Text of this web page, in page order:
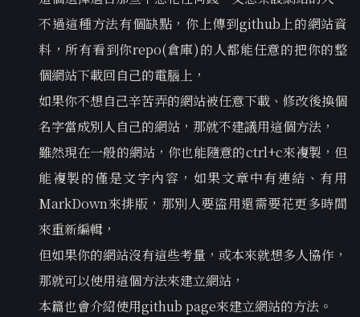
不過這種方法有個缺點，你上傳到github上的網站資
料，所有看到你repo(倉庫)的人都能任意的把你的整
個網站下載回自己的電腦上，
如果你不想自己辛苦弄的網站被任意下載、修改後換個
名字當成別人自己的網站，那就不建議用這個方法，
雖然現在一般的網站，你也能隨意的ctrl+c來複製，但
能複製的僅是文字內容，如果文章中有連結、有用
MarkDown來排版，那別人要盜用還需要花更多時間
來重新編輯，
但如果你的網站沒有這些考量，或本來就想多人協作，
那就可以使用這個方法來建立網站，
本篇也會介紹使用github page來建立網站的方法。